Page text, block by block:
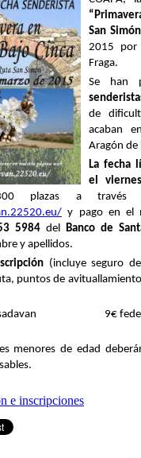
San
2015 por
Fraga.
Se han
de
acaban
Aragón de
La fecha
el
plazas a través
y pago en el
5984 del Banco de
y apellidos.
(incluye seguro
puntos de
Pasadavan 9€
menores de edad
e inscripciones